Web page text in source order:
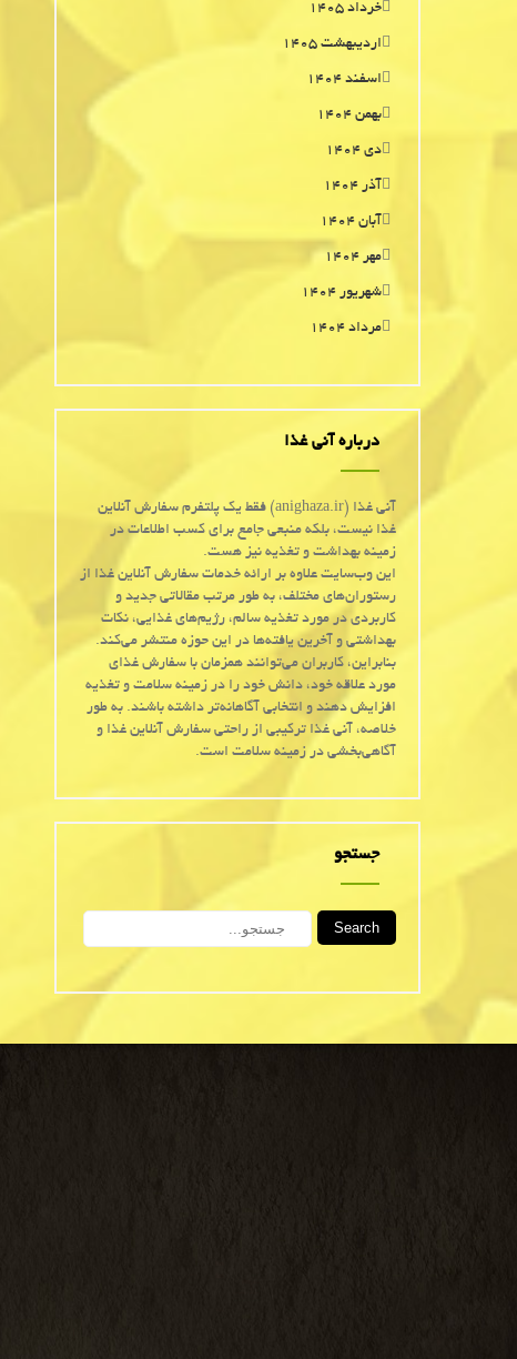
خرداد ۱۴۰۵
اردیبهشت ۱۴۰۵
اسفند ۱۴۰۴
بهمن ۱۴۰۴
دی ۱۴۰۴
آذر ۱۴۰۴
آبان ۱۴۰۴
مهر ۱۴۰۴
شهریور ۱۴۰۴
مرداد ۱۴۰۴
درباره آنی غذا
آنی غذا (anighaza.ir) فقط یک پلتفرم سفارش آنلاین
غذا نیست، بلکه منبعی جامع برای کسب اطلاعات در
زمینه بهداشت و تغذیه نیز هست.
این وب‌سایت علاوه بر ارائه خدمات سفارش آنلاین غذا از
رستوران‌های مختلف، به طور مرتب مقالاتی جدید و
کاربردی در مورد تغذیه سالم، رژیم‌های غذایی، نکات
بهداشتی و آخرین یافته‌ها در این حوزه منتشر می‌کند.
بنابراین، کاربران می‌توانند همزمان با سفارش غذای
مورد علاقه خود، دانش خود را در زمینه سلامت و تغذیه
افزایش دهند و انتخابی آگاهانه‌تر داشته باشند. به طور
خلاصه، آنی غذا ترکیبی از راحتی سفارش آنلاین غذا و
آگاهی‌بخشی در زمینه سلامت است.
جستجو
Search